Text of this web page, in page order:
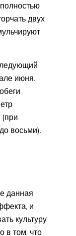
двух
июня.
восьми).
данная
и
культуру
в том, что